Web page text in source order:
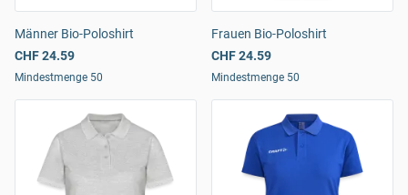
Männer Bio-Poloshirt
CHF 24.59
Mindestmenge 50
Frauen Bio-Poloshirt
CHF 24.59
Mindestmenge 50